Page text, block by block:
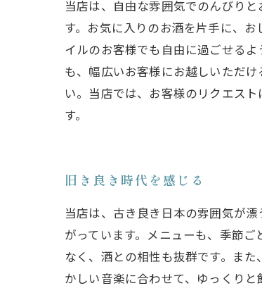
当店は、自由な雰囲気でのんびり
す。お気に入りのお酒を片手に、
イルのお客様でも自由に過ごせる
も、幅広いお客様にお越しいただ
い。当店では、お客様のリクエス
す。
旧き良き時代を感じる
当店は、古き良き日本の雰囲気が
がっています。メニューも、季節
なく、酒との相性も抜群です。ま
かしい音楽に合わせて、ゆっくり